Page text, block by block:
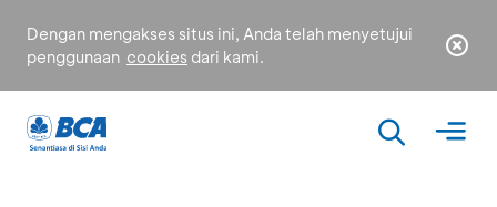
Dengan mengakses situs ini, Anda telah menyetujui
penggunaan cookies dari kami.